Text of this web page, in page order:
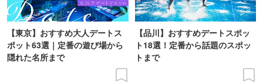
【東京】おすすめ大人デートス
ポット63選｜定番の遊び場から
隠れた名所まで
【品川】おすすめデートスポッ
ト18選！定番から話題のスポッ
トまで